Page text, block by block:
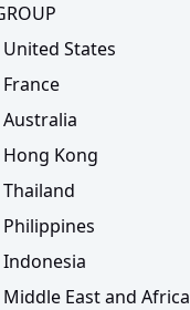
United States
France
Australia
Hong Kong
Thailand
Philippines
Indonesia
Middle East and Africa